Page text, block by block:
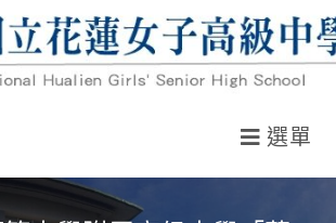
選單